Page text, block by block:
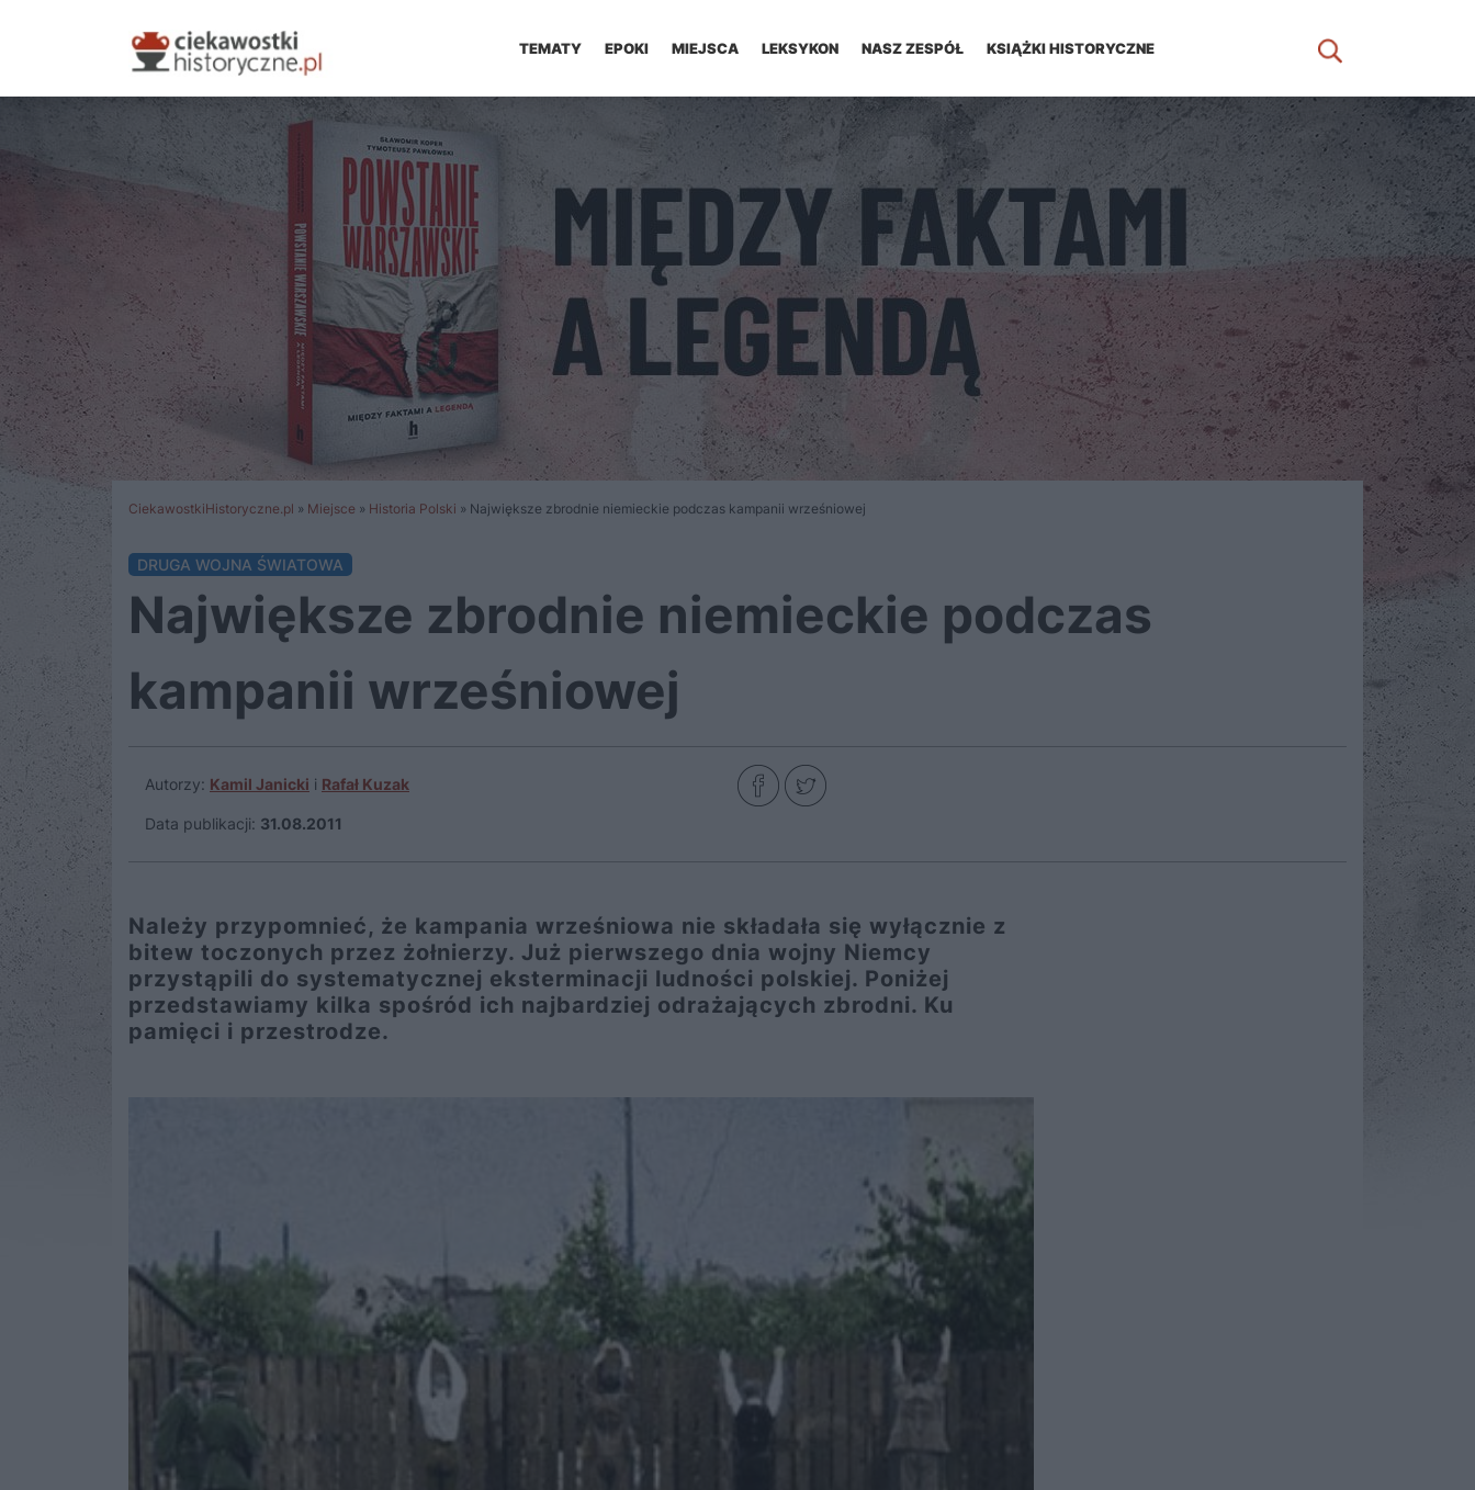
TEMATY EPOKI MIEJSCA LEKSYKON NASZ ZESPÓŁ KSIĄŻKI HISTORYCZNE
CiekawostkiHistoryczne.pl » Miejsce » Historia Polski » Największe zbrodnie niemieckie podczas kampanii wrześniowej
DRUGA WOJNA ŚWIATOWA
Największe zbrodnie niemieckie podczas
kampanii wrześniowej
Autorzy: Kamil Janicki i Rafał Kuzak
Data publikacji: 31.08.2011
Należy przypomnieć, że kampania wrześniowa nie składała się wyłącznie z
bitew toczonych przez żołnierzy. Już pierwszego dnia wojny Niemcy
przystąpili do systematycznej eksterminacji ludności polskiej. Poniżej
przedstawiamy kilka spośród ich najbardziej odrażających zbrodni. Ku
pamięci i przestrodze.